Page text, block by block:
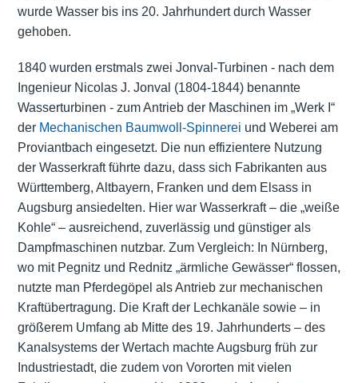
wurde Wasser bis ins 20. Jahrhundert durch Wasser
gehoben.
1840 wurden erstmals zwei Jonval-Turbinen - nach dem
Ingenieur Nicolas J. Jonval (1804-1844) benannte
Wasserturbinen - zum Antrieb der Maschinen im „Werk I“
der Mechanischen Baumwoll-Spinnerei und Weberei am
Proviantbach eingesetzt. Die nun effizientere Nutzung
der Wasserkraft führte dazu, dass sich Fabrikanten aus
Württemberg, Altbayern, Franken und dem Elsass in
Augsburg ansiedelten. Hier war Wasserkraft – die „weiße
Kohle“ – ausreichend, zuverlässig und günstiger als
Dampfmaschinen nutzbar. Zum Vergleich: In Nürnberg,
wo mit Pegnitz und Rednitz „ärmliche Gewässer“ flossen,
nutzte man Pferdegöpel als Antrieb zur mechanischen
Kraftübertragung. Die Kraft der Lechkanäle sowie – in
größerem Umfang ab Mitte des 19. Jahrhunderts – des
Kanalsystems der Wertach machte Augsburg früh zur
Industriestadt, die zudem von Vororten mit vielen